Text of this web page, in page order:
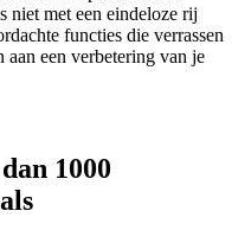
niet met een eindeloze rij
functies die verrassen
een verbetering van je
1000